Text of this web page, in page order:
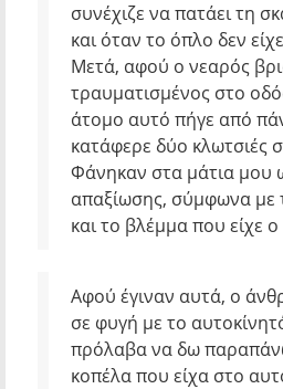
συνέχιζε να πατάει τη
και όταν το όπλο δεν
Μετά, αφού ο νεαρός
τραυματισμένος στο
άτομο αυτό πήγε από
κατάφερε δύο κλωτσιές
Φάνηκαν στα μάτια μου
απαξίωσης, σύμφωνα με
και το βλέμμα που είχε
Αφού έγιναν αυτά, ο
σε φυγή με το
πρόλαβα να δω
κοπέλα που είχα στο